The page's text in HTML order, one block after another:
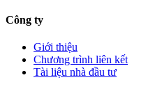
Công ty
Giới thiệu
Chương trình liên kết
Tài liệu nhà đầu tư